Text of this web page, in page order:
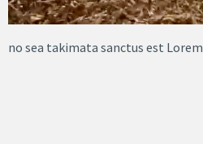
no sea takimata sanctus est Lorem